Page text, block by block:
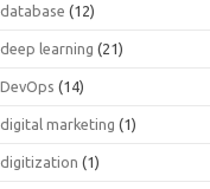
database (12)
deep learning (21)
DevOps (14)
digital marketing (1)
digitization (1)